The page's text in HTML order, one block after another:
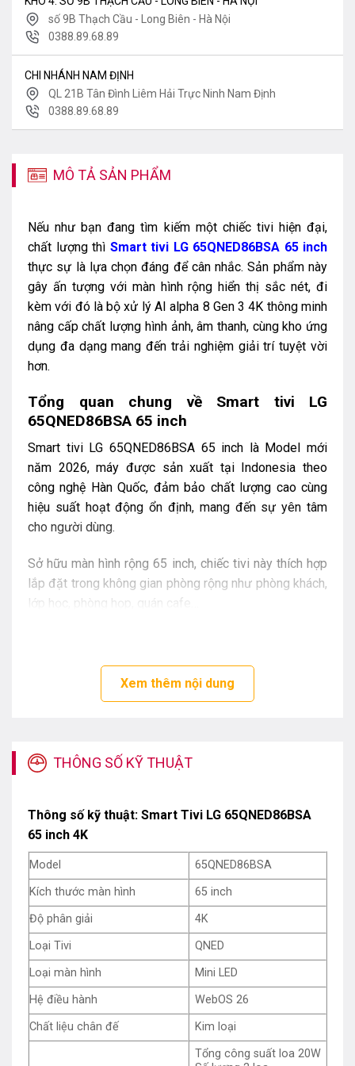
số 9B Thạch Cầu - Long Biên - Hà Nội
0388.89.68.89
CHI NHÁNH NAM ĐỊNH
QL 21B Tân Đình Liêm Hải Trực Ninh Nam Định
0388.89.68.89
MÔ TẢ SẢN PHẨM
Nếu như bạn đang tìm kiếm một chiếc tivi hiện đại,
chất lượng thì Smart tivi LG 65QNED86BSA 65 inch
thực sự là lựa chọn đáng để cân nhắc. Sản phẩm này
gây ấn tượng với màn hình rộng hiển thị sắc nét, đi
kèm với đó là bộ xử lý AI alpha 8 Gen 3 4K thông minh
nâng cấp chất lượng hình ảnh, âm thanh, cùng kho ứng
dụng đa dạng mang đến trải nghiệm giải trí tuyệt vời
hơn.
Tổng quan chung về Smart tivi LG
65QNED86BSA 65 inch
Smart tivi LG 65QNED86BSA 65 inch là Model mới
năm 2026, máy được sản xuất tại Indonesia theo
công nghệ Hàn Quốc, đảm bảo chất lượng cao cùng
hiệu suất hoạt động ổn định, mang đến sự yên tâm
cho người dùng.
Sở hữu màn hình rộng 65 inch, chiếc tivi này thích hợp
lắp đặt trong không gian phòng rộng như phòng khách,
lớp học, phòng họp, quán cafe…
không gian nội thất.
đặc biệt, bạn còn có thể treo lắp trên tường tạo điểm
nhấn nổi bật cho không gian phòng.
Chiếc tivi LG 65QNED86BSA được trang bị công nghệ
dải màu Dynamic QNED Color Pro hiện đại giúp nâng
Xem thêm nội dung
THÔNG SỐ KỸ THUẬT
Thông số kỹ thuật: Smart Tivi LG 65QNED86BSA
65 inch 4K
Model
65QNED86BSA
Kích thước màn hình
65 inch
Độ phân giải
4K
Loại Tivi
QNED
Loại màn hình
Mini LED
Hệ điều hành
WebOS 26
Chất liệu chân đế
Kim loại
Tổng công suất loa 20W